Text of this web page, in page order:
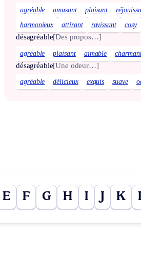
agréable amusant plaisant
harmonieux
attirant ravissant cosy
désagréable[Des propos…]
agréable plaisant aimable
désagréable[Une odeur…]
agréable délicieux exquis suave
E F G H I J K